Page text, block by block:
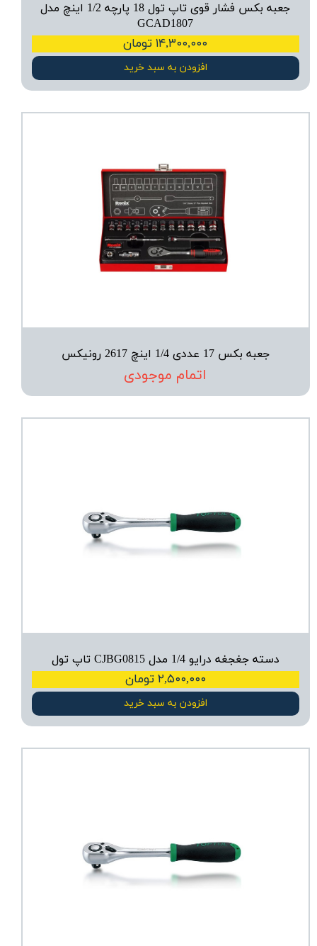
جعبه بکس فشار قوی تاپ تول 18 پارچه 1/2 اینچ مدل
GCAD1807
۱۴,۳۰۰,۰۰۰ تومان
افزودن به سبد خرید
جعبه بکس 17 عددی 1/4 اینچ 2617 رونیکس
اتمام موجودی
دسته جغجغه درایو 1/4 مدل CJBG0815 تاپ تول
۲,۵۰۰,۰۰۰ تومان
افزودن به سبد خرید